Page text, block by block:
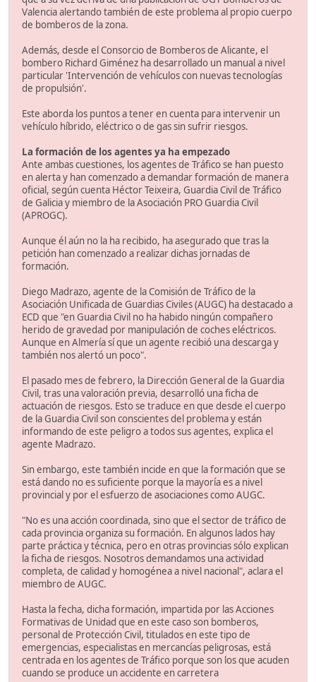
Valencia alertando también de este problema al propio cuerpo
de bomberos de la zona.
Además, desde el Consorcio de Bomberos de Alicante, el
bombero Richard Giménez ha desarrollado un manual a nivel
particular 'Intervención de vehículos con nuevas tecnologías
de propulsión'.
Este aborda los puntos a tener en cuenta para intervenir un
vehículo híbrido, eléctrico o de gas sin sufrir riesgos.
La formación de los agentes ya ha empezado
Ante ambas cuestiones, los agentes de Tráfico se han puesto
en alerta y han comenzado a demandar formación de manera
oficial, según cuenta Héctor Teixeira, Guardia Civil de Tráfico
de Galicia y miembro de la Asociación PRO Guardia Civil
(APROGC).
Aunque él aún no la ha recibido, ha asegurado que tras la
petición han comenzado a realizar dichas jornadas de
formación.
Diego Madrazo, agente de la Comisión de Tráfico de la
Asociación Unificada de Guardias Civiles (AUGC) ha destacado a
ECD que "en Guardia Civil no ha habido ningún compañero
herido de gravedad por manipulación de coches eléctricos.
Aunque en Almería sí que un agente recibió una descarga y
también nos alertó un poco".
El pasado mes de febrero, la Dirección General de la Guardia
Civil, tras una valoración previa, desarrolló una ficha de
actuación de riesgos. Esto se traduce en que desde el cuerpo
de la Guardia Civil son conscientes del problema y están
informando de este peligro a todos sus agentes, explica el
agente Madrazo.
Sin embargo, este también incide en que la formación que se
está dando no es suficiente porque la mayoría es a nivel
provincial y por el esfuerzo de asociaciones como AUGC.
"No es una acción coordinada, sino que el sector de tráfico de
cada provincia organiza su formación. En algunos lados hay
parte práctica y técnica, pero en otras provincias sólo explican
la ficha de riesgos. Nosotros demandamos una actividad
completa, de calidad y homogénea a nivel nacional", aclara el
miembro de AUGC.
Hasta la fecha, dicha formación, impartida por las Acciones
Formativas de Unidad que en este caso son bomberos,
personal de Protección Civil, titulados en este tipo de
emergencias, especialistas en mercancías peligrosas, está
centrada en los agentes de Tráfico porque son los que acuden
cuando se produce un accidente en carretera